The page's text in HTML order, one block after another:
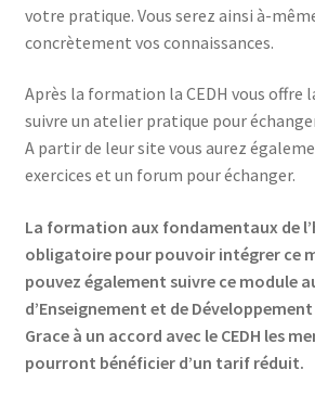
votre pratique. Vous serez ainsi à-
concrètement vos connaissances.
Après la formation la CEDH vous offre
suivre un atelier pratique pour
A partir de leur site vous aurez
exercices et un forum pour échanger.
La formation aux fondamentaux de
obligatoire pour pouvoir intégrer ce
pouvez également suivre ce module
d’Enseignement et de
Grace à un accord avec le CEDH les
pourront bénéficier d’un tarif réduit.